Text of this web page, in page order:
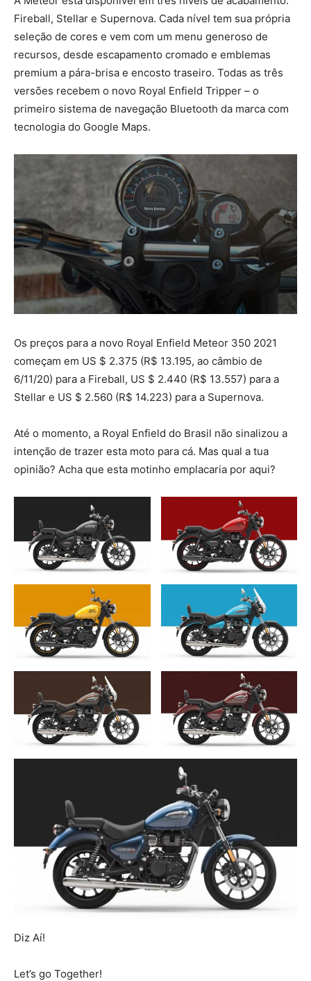
Fireball, Stellar e Supernova. Cada nível tem sua própria
seleção de cores e vem com um menu generoso de
recursos, desde escapamento cromado e emblemas
premium a pára-brisa e encosto traseiro. Todas as três
versões recebem o novo Royal Enfield Tripper – o
primeiro sistema de navegação Bluetooth da marca com
tecnologia do Google Maps.
Os preços para a novo Royal Enfield Meteor 350 2021
começam em US $ 2.375 (R$ 13.195, ao câmbio de
6/11/20) para a Fireball, US $ 2.440 (R$ 13.557) para a
Stellar e US $ 2.560 (R$ 14.223) para a Supernova.
Até o momento, a Royal Enfield do Brasil não sinalizou a
intenção de trazer esta moto para cá. Mas qual a tua
opinião? Acha que esta motinho emplacaria por aqui?
Diz Aí!
Let’s go Together!